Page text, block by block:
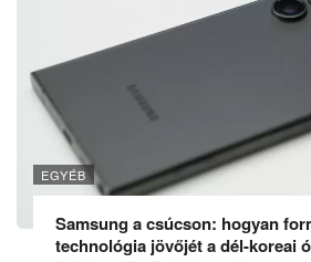
EGYÉB
Samsung a csúcson: hogyan
technológia jövőjét a dél-koreai